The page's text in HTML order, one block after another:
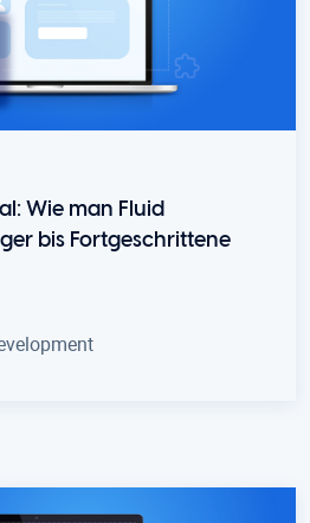
Wie man Fluid
bis Fortgeschrittene